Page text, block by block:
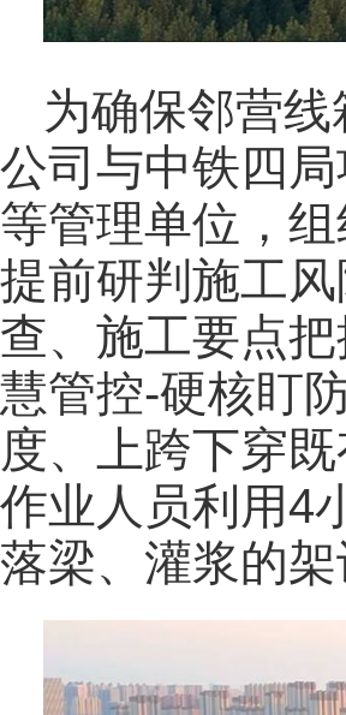
为确保邻营
公司与中铁四
等管理单位，
提前研判施工
查、施工要点
慧管控-硬核盯
度、上跨下穿
作业人员利用4
落梁、灌浆的架